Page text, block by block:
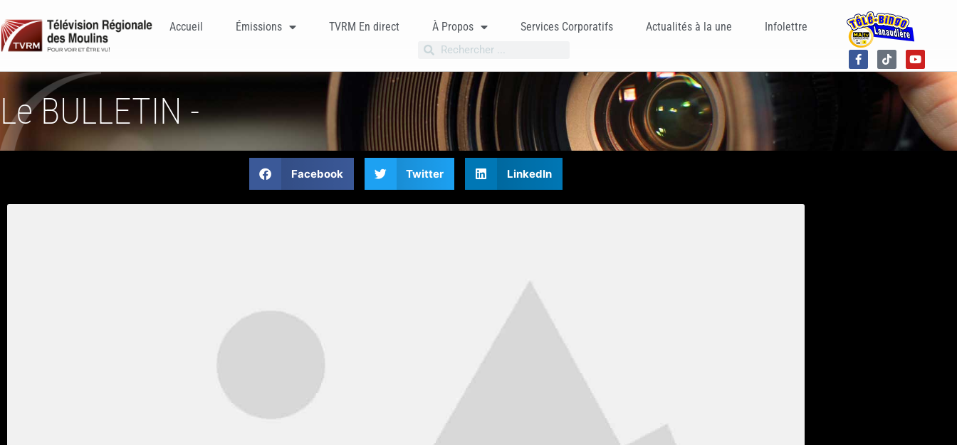
Accueil Émissions TVRM En direct À Propos Services Corporatifs Actualités à la une Infolettre
Le BULLETIN -
Facebook Twitter LinkedIn